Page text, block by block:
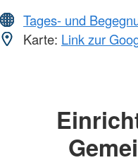
Tages- und
Karte: Link zur